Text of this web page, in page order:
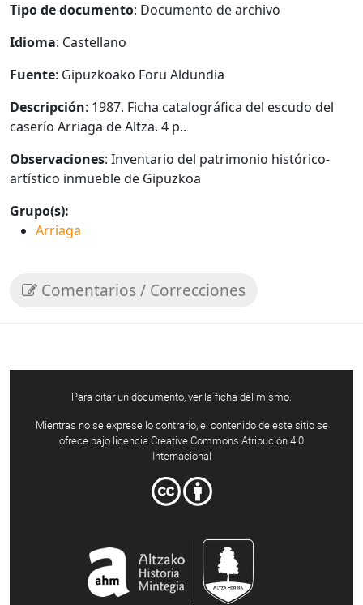
Tipo de documento: Documento de archivo
Idioma: Castellano
Fuente: Gipuzkoako Foru Aldundia
Descripción: 1987. Ficha catalográfica del escudo del
caserío Arriaga de Altza. 4 p..
Observaciones: Inventario del patrimonio histórico-
artístico inmueble de Gipuzkoa
Grupo(s):
Arriaga
Comentarios / Correcciones
Para citar un documento, ver la ficha del mismo.
Mientras no se exprese lo contrario, el contenido de este sitio se
ofrece bajo licencia Creative Commons Atribución 4.0
Internacional